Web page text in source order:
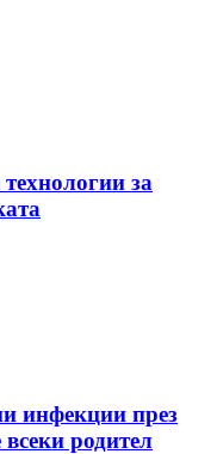
за
инфекции през
родител